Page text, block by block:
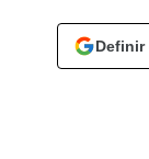
Definir